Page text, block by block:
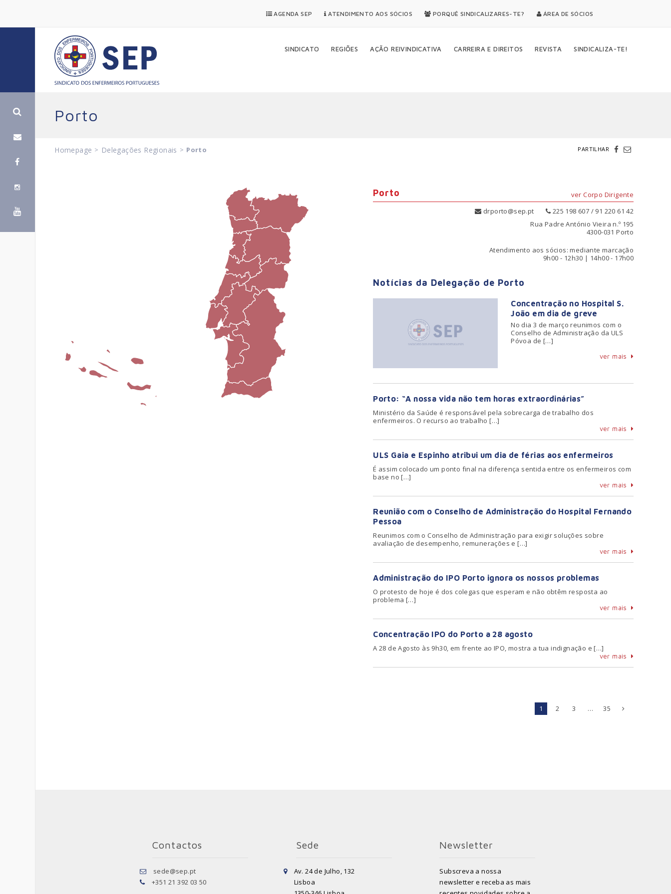
AGENDA SEP ATENDIMENTO AOS SÓCIOS PORQUÊ SINDICALIZARES-TE? ÁREA DE SÓCIOS
SINDICATO REGIÕES AÇÃO REIVINDICATIVA CARREIRA E DIREITOS REVISTA SINDICALIZA-TE!
Porto
Homepage > Delegações Regionais > Porto PARTILHAR
Porto
ver Corpo Dirigente
drporto@sep.pt
225 198 607 / 91 220 61 42
Rua Padre António Vieira n.º 195
4300-031 Porto
Atendimento aos sócios: mediante marcação
9h00 - 12h30 | 14h00 - 17h00
Notícias da Delegação de Porto
Concentração no Hospital S.
João em dia de greve
No dia 3 de março reunimos com o
Conselho de Administração da ULS
Póvoa de […]
ver mais
Porto: “A nossa vida não tem horas extraordinárias”
Ministério da Saúde é responsável pela sobrecarga de trabalho dos
enfermeiros. O recurso ao trabalho […]
ver mais
ULS Gaia e Espinho atribui um dia de férias aos enfermeiros
É assim colocado um ponto final na diferença sentida entre os enfermeiros com
base no […]
ver mais
Reunião com o Conselho de Administração do Hospital Fernando
Pessoa
Reunimos com o Conselho de Administração para exigir soluções sobre
avaliação de desempenho, remunerações e […]
ver mais
Administração do IPO Porto ignora os nossos problemas
O protesto de hoje é dos colegas que esperam e não obtêm resposta ao
problema […]
ver mais
Concentração IPO do Porto a 28 agosto
A 28 de Agosto às 9h30, em frente ao IPO, mostra a tua indignação e […]
ver mais
1 2 3 … 35
Contactos
sede@sep.pt
+351 21 392 03 50
Sede
Av. 24 de Julho, 132
Lisboa
Newsletter
Subscreva a nossa
newsletter e receba as mais